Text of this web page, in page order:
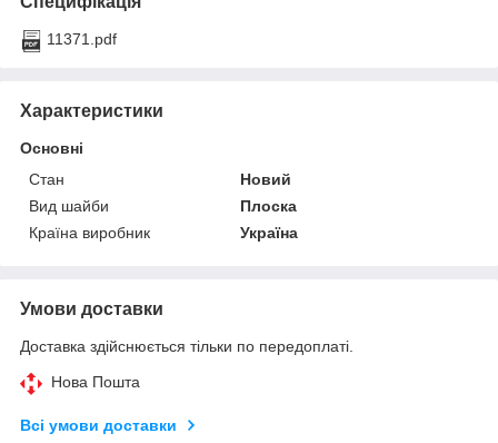
11371.pdf
Характеристики
Основні
Стан
Новий
Вид шайби
Плоска
Країна виробник
Україна
Умови доставки
Доставка здійснюється тільки по передоплаті.
Нова Пошта
Всі умови доставки